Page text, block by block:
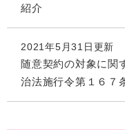
紹介
2021年5月31日更新
随意契約の対象に関
治法施行令第１６７